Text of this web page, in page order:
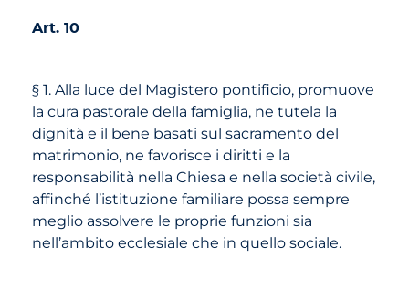
Art. 10
§ 1. Alla luce del Magistero pontificio, promuove
la cura pastorale della famiglia, ne tutela la
dignità e il bene basati sul sacramento del
matrimonio, ne favorisce i diritti e la
responsabilità nella Chiesa e nella società civile,
affinché l’istituzione familiare possa sempre
meglio assolvere le proprie funzioni sia
nell’ambito ecclesiale che in quello sociale.